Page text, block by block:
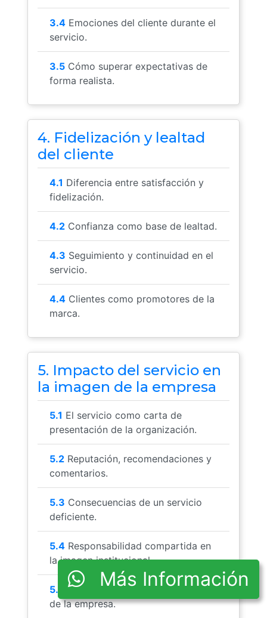
Más Información
3.4 Emociones del cliente durante el
servicio.
3.5 Cómo superar expectativas de
forma realista.
4. Fidelización y lealtad
del cliente
4.1 Diferencia entre satisfacción y
fidelización.
4.2 Confianza como base de lealtad.
4.3 Seguimiento y continuidad en el
servicio.
4.4 Clientes como promotores de la
marca.
5. Impacto del servicio en
la imagen de la empresa
5.1 El servicio como carta de
presentación de la organización.
5.2 Reputación, recomendaciones y
comentarios.
5.3 Consecuencias de un servicio
deficiente.
5.4 Responsabilidad compartida en
la imagen institucional.
5.5
Servicio alineado a la identidad
de la empresa.